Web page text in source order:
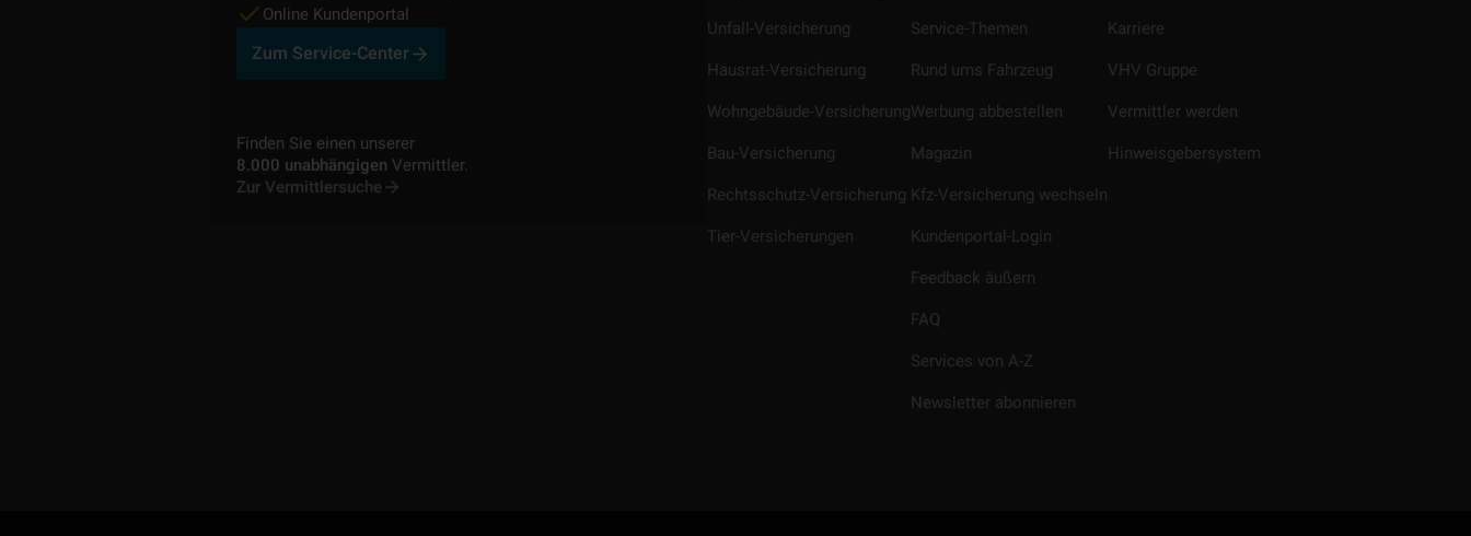
Online Kundenportal
Zum Service-Center
Finden Sie einen unserer
8.000 unabhängigen Vermittler.
Zur Vermittlersuche
Unfall-Versicherung
Hausrat-Versicherung
Wohngebäude-Versicherung
Bau-Versicherung
Rechtsschutz-Versicherung
Tier-Versicherungen
Service-Themen
Rund ums Fahrzeug
Werbung abbestellen
Magazin
Kfz-Versicherung wechseln
Kundenportal-Login
Feedback äußern
FAQ
Services von A-Z
Newsletter abonnieren
Karriere
VHV Gruppe
Vermittler werden
Hinweisgebersystem